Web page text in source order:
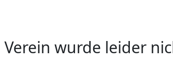
Verein wurde leider